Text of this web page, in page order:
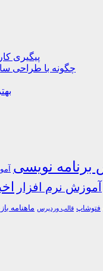
پیگیری
چگونه با طراحی
برنامه نویسی
آموزش نرم افزار
فتوشاپ قالب وردپرس ماهنامه